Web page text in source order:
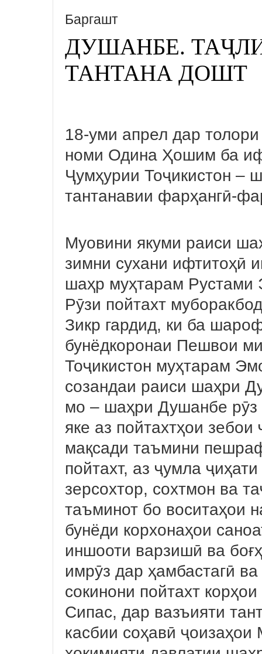
Баргашт
ДУШАНБЕ.
ТАНТАНА ДОШТ
18-уми апрел дар
номи Одина Ҳошим ба
Ҷумҳурии Тоҷикистон –
тантанавии фарҳангӣ-
Муовини якуми раиси
зимни сухани ифтитоҳӣ
шаҳр муҳтарам
Рӯзи пойтахт
Зикр гардид, ки ба
бунёдкоронаи Пешвои
Тоҷикистон муҳтарам
созандаи раиси шаҳри
мо – шаҳри Душанбе рӯз
яке аз пойтахтҳои
мақсади таъмини
пойтахт, аз ҷумла
зерсохтор, сохтмон ва
таъминот бо воситаҳои
бунёди корхонаҳои
иншооти варзишӣ ва
имрӯз дар ҳамбастагӣ
сокинони пойтахт
Сипас, дар вазъияти
касбии соҳавӣ